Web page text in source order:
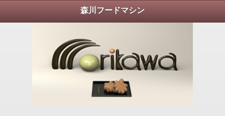
森川フードマシン